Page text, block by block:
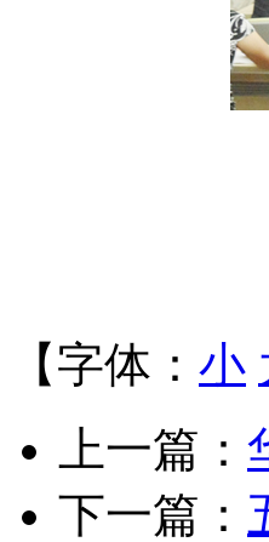
【字体： 小
上一篇：
下一篇：